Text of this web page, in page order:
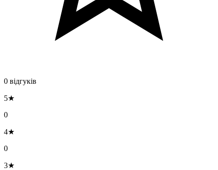
0 відгуків
5★
0
4★
0
3★